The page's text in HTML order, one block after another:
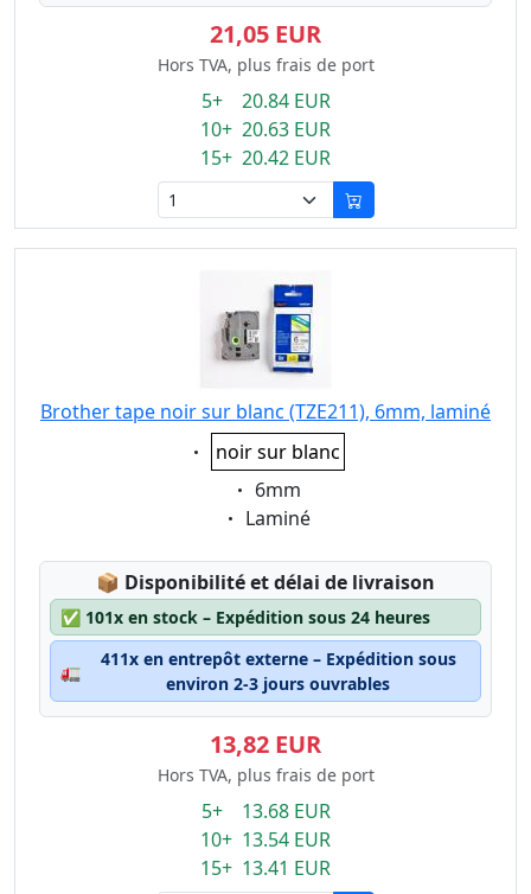
21,05 EUR
Hors TVA, plus frais de port
5+ 20.84 EUR
10+ 20.63 EUR
15+ 20.42 EUR
Brother tape noir sur blanc (TZE211), 6mm, laminé
Eigenschaft:
noir sur blanc
Eigenschaft:
6mm
Eigenschaft:
Laminé
📦 Lagerstatus:
Disponibilité et délai de livraison
✅ 101x en stock – Expédition sous 24 heures
🚛
411x en entrepôt externe – Expédition sous
environ 2-3 jours ouvrables
13,82 EUR
Hors TVA, plus frais de port
5+ 13.68 EUR
10+ 13.54 EUR
15+ 13.41 EUR